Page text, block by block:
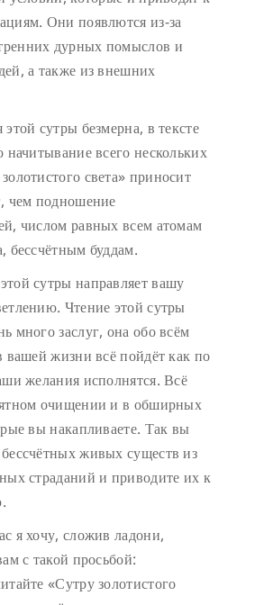
Они появлются из-за
дурных помыслов и
а также из внешних
сутры безмерна, в тексте
начитывание всего нескольких
света» приносит
чем подношение
числом равных всем атомам
бессчётным буддам.
сутры направляет вашу
Чтение этой сутры
много заслуг, она обо всём
вашей жизни всё пойдёт как по
желания исполнятся. Всё
очищении и в обширных
вы накапливаете. Так вы
живых существ из
страданий и приводите их к
я хочу, сложив ладони,
с такой просьбой:
«Сутру золотистого